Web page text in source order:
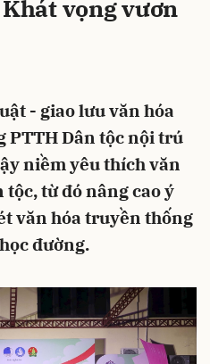
vọng vươn
- giao lưu văn hóa
PTTH Dân tộc nội trú
niềm yêu thích văn
từ đó nâng cao ý
văn hóa truyền thống
đường.